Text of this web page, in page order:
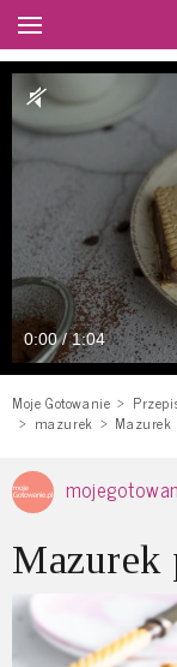
0:00 / 1:04
Moje Gotowanie
mazurek
Mazurek
Mazurek